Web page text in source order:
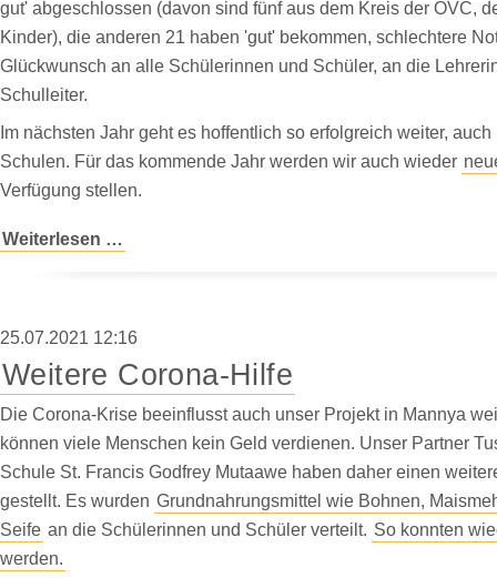
gut' abgeschlossen (davon sind fünf aus dem Kreis der OVC,
Kinder), die anderen 21 haben 'gut' bekommen, schlechtere
Glückwunsch an alle Schülerinnen und Schüler, an die
Schulleiter.
Im nächsten Jahr geht es hoffentlich so erfolgreich weiter,
Schulen. Für das kommende Jahr werden wir auch wieder
Verfügung stellen.
Weiterlesen …
25.07.2021 12:16
Weitere Corona-Hilfe
Die Corona-Krise beeinflusst auch unser Projekt in Mannya
können viele Menschen kein Geld verdienen. Unser Partner
Schule St. Francis Godfrey Mutaawe haben daher einen
gestellt. Es wurden Grundnahrungsmittel wie Bohnen,
Seife an die Schülerinnen und Schüler verteilt. So konnten
werden.